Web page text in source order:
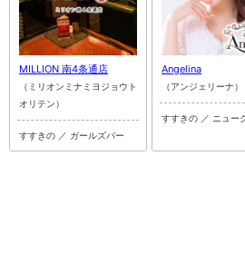
MILLION 南4条通店
（ミリオンミナミヨジョウト
オリテン）
すすきの ／ ガールズバー
Angelina
（アンジェリーナ）
すすきの ／ ニュー